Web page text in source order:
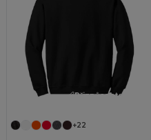
Přizpůsobte si to!
+22